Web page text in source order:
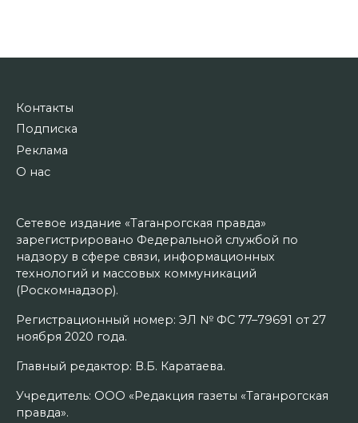
Контакты
Подписка
Реклама
О нас
Сетевое издание «Таганрогская правда»
зарегистрировано Федеральной службой по
надзору в сфере связи, информационных
технологий и массовых коммуникаций
(Роскомнадзор).
Регистрационный номер: ЭЛ № ФС 77–79691 от 27
ноября 2020 года.
Главный редактор: В.Б. Каратаева.
Учредитель: ООО «Редакция газеты «Таганрогская
правда».